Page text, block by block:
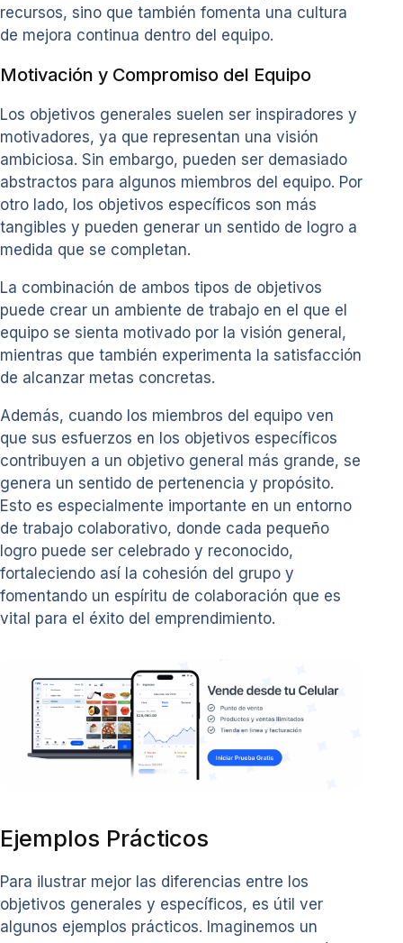
recursos, sino que también fomenta una cultura
de mejora continua dentro del equipo.
Motivación y Compromiso del Equipo
Los objetivos generales suelen ser inspiradores y
motivadores, ya que representan una visión
ambiciosa. Sin embargo, pueden ser demasiado
abstractos para algunos miembros del equipo. Por
otro lado, los objetivos específicos son más
tangibles y pueden generar un sentido de logro a
medida que se completan.
La combinación de ambos tipos de objetivos
puede crear un ambiente de trabajo en el que el
equipo se sienta motivado por la visión general,
mientras que también experimenta la satisfacción
de alcanzar metas concretas.
Además, cuando los miembros del equipo ven
que sus esfuerzos en los objetivos específicos
contribuyen a un objetivo general más grande, se
genera un sentido de pertenencia y propósito.
Esto es especialmente importante en un entorno
de trabajo colaborativo, donde cada pequeño
logro puede ser celebrado y reconocido,
fortaleciendo así la cohesión del grupo y
fomentando un espíritu de colaboración que es
vital para el éxito del emprendimiento.
Ejemplos Prácticos
Para ilustrar mejor las diferencias entre los
objetivos generales y específicos, es útil ver
algunos ejemplos prácticos. Imaginemos un